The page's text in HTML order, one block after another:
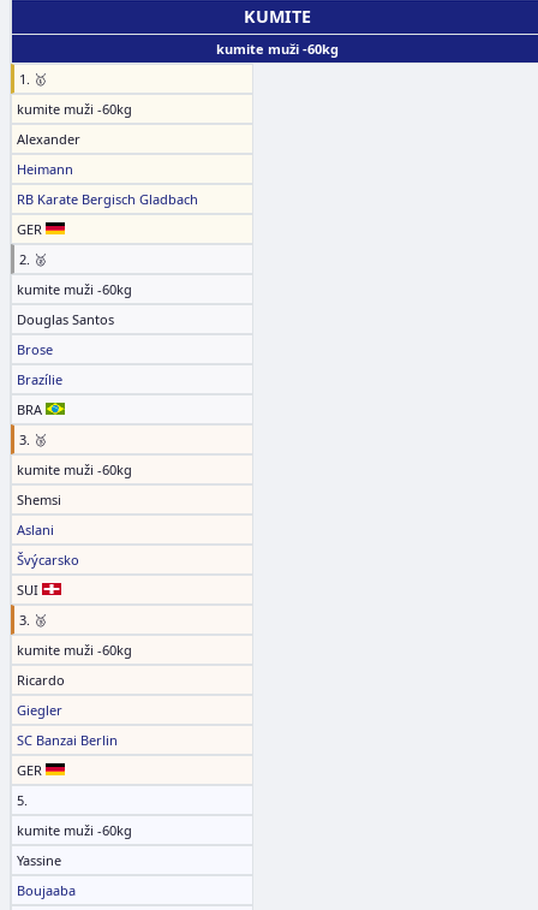
KUMITE
kumite muži -60kg
1. 🥇
kumite muži -60kg
Alexander
Heimann
RB Karate Bergisch Gladbach
GER
2. 🥈
kumite muži -60kg
Douglas Santos
Brose
Brazílie
BRA
3. 🥉
kumite muži -60kg
Shemsi
Aslani
Švýcarsko
SUI
3. 🥉
kumite muži -60kg
Ricardo
Giegler
SC Banzai Berlin
GER
5.
kumite muži -60kg
Yassine
Boujaaba